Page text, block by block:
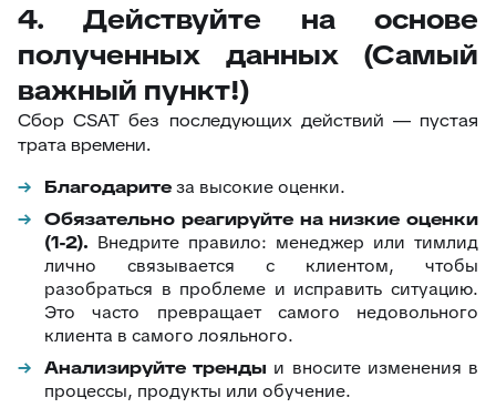
4. Действуйте на основе
полученных данных (Самый
важный пункт!)
Сбор CSAT без последующих действий — пустая
трата времени.
Благодаритеза высокие оценки.
Обязательно реагируйте на низкие оценки
(1-2). Внедрите правило: менеджер или тимлид
лично связывается с клиентом, чтобы
разобраться в проблеме и исправить ситуацию.
Это часто превращает самого недовольного
клиента в самого лояльного.
Анализируйте тренды и вносите изменения в
процессы, продукты или обучение.